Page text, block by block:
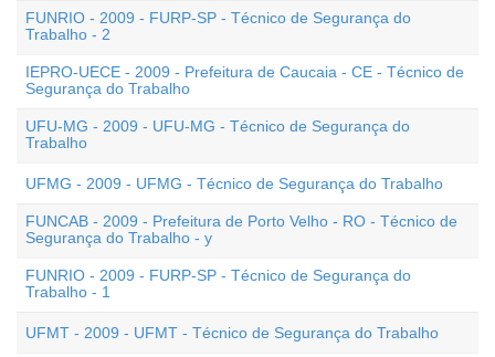
FUNRIO - 2009 - FURP-SP - Técnico de Segurança do
Trabalho - 2
IEPRO-UECE - 2009 - Prefeitura de Caucaia - CE - Técnico de
Segurança do Trabalho
UFU-MG - 2009 - UFU-MG - Técnico de Segurança do
Trabalho
UFMG - 2009 - UFMG - Técnico de Segurança do Trabalho
FUNCAB - 2009 - Prefeitura de Porto Velho - RO - Técnico de
Segurança do Trabalho - y
FUNRIO - 2009 - FURP-SP - Técnico de Segurança do
Trabalho - 1
UFMT - 2009 - UFMT - Técnico de Segurança do Trabalho